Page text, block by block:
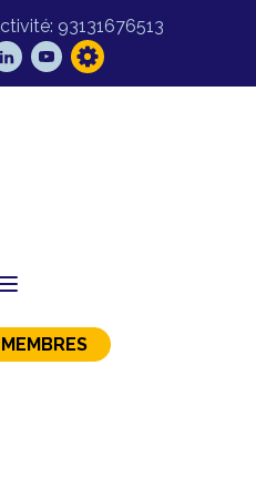
93131676513